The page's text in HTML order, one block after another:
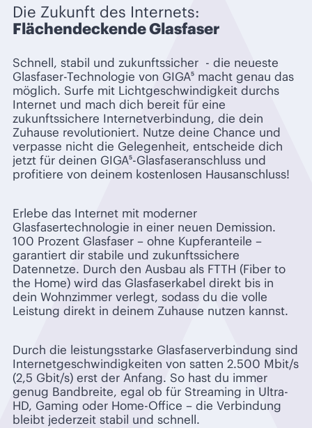
Die Zukunft des Internets:
Flächendeckende Glasfaser
Schnell, stabil und zukunftssicher - die neueste
Glasfaser-Technologie von GIGA⁵ macht genau das
möglich. Surfe mit Lichtgeschwindigkeit durchs
Internet und mach dich bereit für eine
zukunftssichere Internetverbindung, die dein
Zuhause revolutioniert. Nutze deine Chance und
verpasse nicht die Gelegenheit, entscheide dich
jetzt für deinen GIGA⁵-Glasfaseranschluss und
profitiere von deinem kostenlosen Hausanschluss!
Erlebe das Internet mit moderner
Glasfasertechnologie in einer neuen Demission.
100 Prozent Glasfaser – ohne Kupferanteile –
garantiert dir stabile und zukunftssichere
Datennetze. Durch den Ausbau als FTTH (Fiber to
the Home) wird das Glasfaserkabel direkt bis in
dein Wohnzimmer verlegt, sodass du die volle
Leistung direkt in deinem Zuhause nutzen kannst.
Durch die leistungsstarke Glasfaserverbindung sind
Internetgeschwindigkeiten von satten 2.500 Mbit/s
(2,5 Gbit/s) erst der Anfang. So hast du immer
genug Bandbreite, egal ob für Streaming in Ultra-
HD, Gaming oder Home-Office – die Verbindung
bleibt jederzeit stabil und schnell.